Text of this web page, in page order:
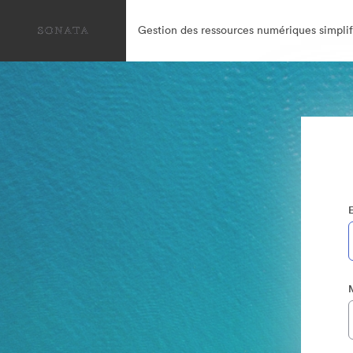
Gestion des ressources numériques